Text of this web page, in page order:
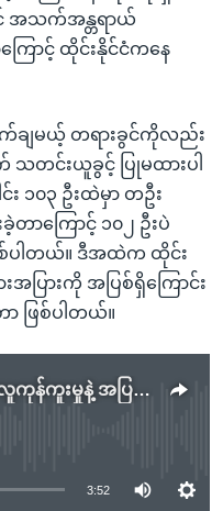
င် အသက်အန္တရာယ်
ြောင့် ထိုင်းနိုင်ငံကနေ
ချမယ့် တရားခွင်ကိုလည်း
တင်းယူခွင့် ပြုမထားပါ
း ၁၀၃ ဦးထဲမှာ တဦး
ာကြောင့် ၁၀၂ ဦးပဲ
စ်ပါတယ်။ ဒီအထဲက ထိုင်း
ပြားကို အပြစ်ရှိကြောင်း
ဖြစ်ပါတယ်။
ထိုင်းစစ်ဖက်အရာရှိကြီးတွေကို လူကုန်ကူးမှုနဲ့ အပြစ်ရှိကြောင်း အမိန့်ချမှတ်
available
3:52